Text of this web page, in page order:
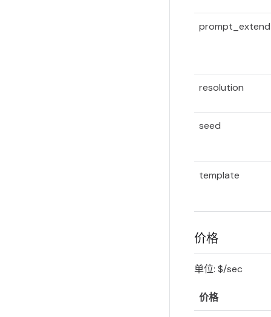
prompt_extend
resolution
seed
template
价格
单位: $/sec
价格